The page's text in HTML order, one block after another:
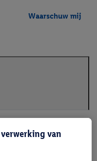
Waarschuw mij
van